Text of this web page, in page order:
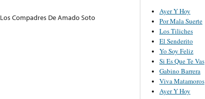
Los Compadres De Amado Soto
Ayer Y Hoy
Por Mala Suerte
Los Tiliches
El Senderito
Yo Soy Feliz
Si Es Que Te Vas
Gabino Barrera
Viva Matamoros
Ayer Y Hoy